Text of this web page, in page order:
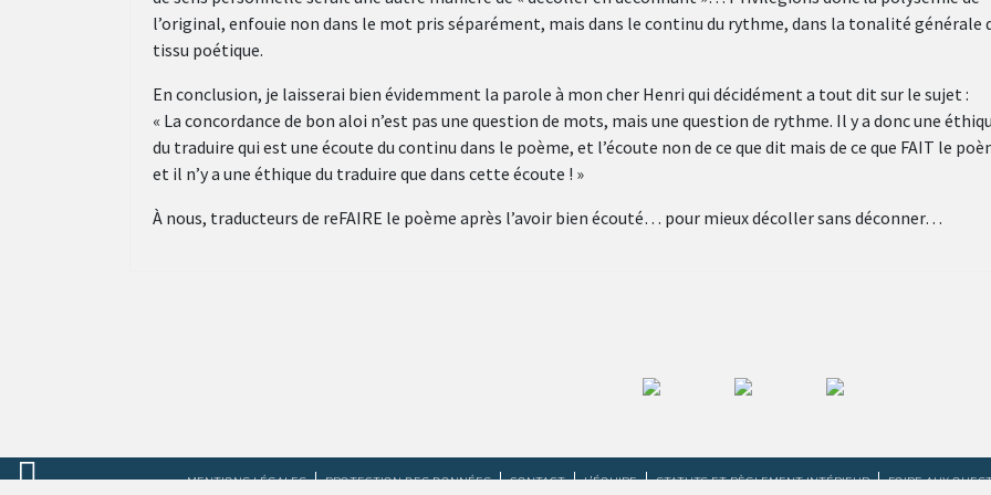
l’original, enfouie non dans le mot pris séparément, mais dans le continu du rythme, dans la tonalité générale
tissu poétique.
En conclusion, je laisserai bien évidemment la parole à mon cher Henri qui décidément a tout dit sur le sujet :
« La concordance de bon aloi n’est pas une question de mots, mais une question de rythme. Il y a donc une
du traduire qui est une écoute du continu dans le poème, et l’écoute non de ce que dit mais de ce que FAIT le
et il n’y a une éthique du traduire que dans cette écoute ! »
À nous, traducteurs de reFAIRE le poème après l’avoir bien écouté… pour mieux décoller sans déconner…
MENTIONS LÉGALES PROTECTION DES DONNÉES CONTACT L’ÉQUIPE STATUTS ET RÈGLEMENT INTÉRIEUR FOIRE AUX